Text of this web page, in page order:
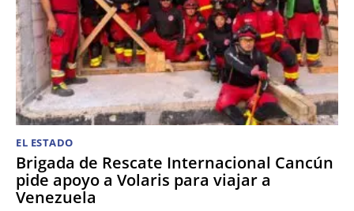
EL ESTADO
Brigada de Rescate Internacional Cancún
pide apoyo a Volaris para viajar a
Venezuela